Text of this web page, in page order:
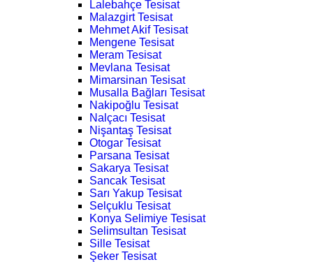
Lalebahçe Tesisat
Malazgirt Tesisat
Mehmet Akif Tesisat
Mengene Tesisat
Meram Tesisat
Mevlana Tesisat
Mimarsinan Tesisat
Musalla Bağları Tesisat
Nakipoğlu Tesisat
Nalçacı Tesisat
Nişantaş Tesisat
Otogar Tesisat
Parsana Tesisat
Sakarya Tesisat
Sancak Tesisat
Sarı Yakup Tesisat
Selçuklu Tesisat
Konya Selimiye Tesisat
Selimsultan Tesisat
Sille Tesisat
Şeker Tesisat